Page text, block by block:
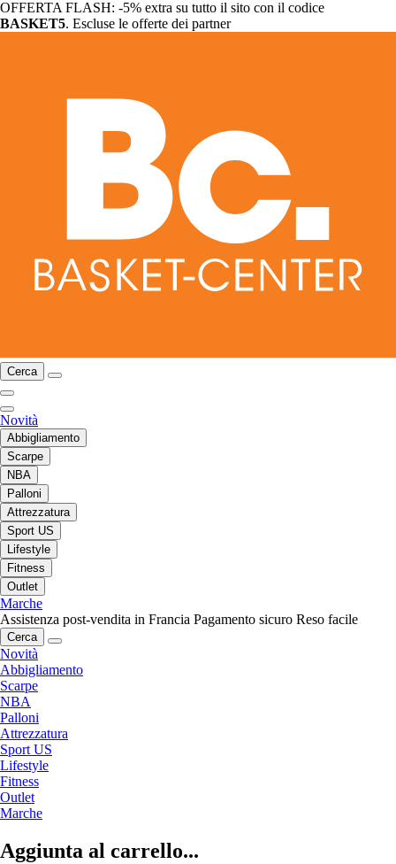
OFFERTA FLASH: -5% extra su tutto il sito con il codice
BASKET5. Escluse le offerte dei partner
Cerca
Novità
Abbigliamento
Scarpe
NBA
Palloni
Attrezzatura
Sport US
Lifestyle
Fitness
Outlet
Marche
Assistenza post-vendita in Francia Pagamento sicuro Reso facile
Cerca
Novità
Abbigliamento
Scarpe
NBA
Palloni
Attrezzatura
Sport US
Lifestyle
Fitness
Outlet
Marche
Aggiunta al carrello...